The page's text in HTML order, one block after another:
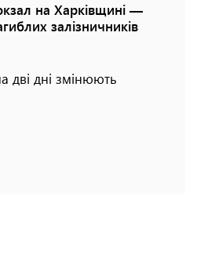
на Харківщині —
залізничників
дві дні змінюють